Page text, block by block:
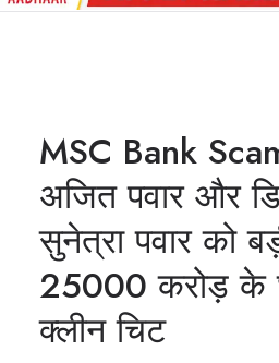
MSC Bank
अजित पवार और
सुनेत्रा पवार को
25000 करोड़ के
क्लीन चिट